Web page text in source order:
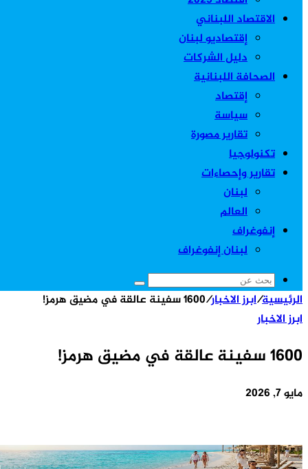
الاقتصاد اللبناني
إقتصاديو لبنان
دليل الشركات
الصحافة اللبنانية
إقتصاد
سياسة
تقارير مصورة
تكنولوجيا
تقارير وإحصاءات
لبنان
العالم
إنفوغراف
لبنان إنفوغراف
بحث
عن
الرئيسية/ابرز الاخبار/1600 سفينة عالقة في مضيق هرمز!
ابرز الاخبار
1600 سفينة عالقة في مضيق هرمز!
مايو 7, 2026